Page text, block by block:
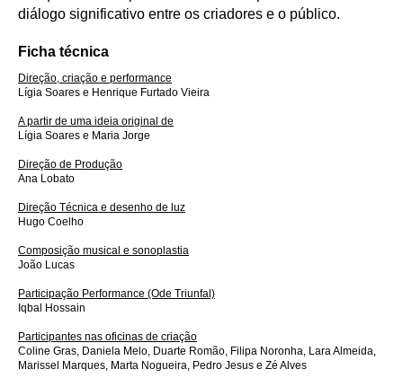
diálogo significativo entre os criadores e o público.
Ficha técnica
Direção, criação e performance
Lígia Soares e Henrique Furtado Vieira
A partir de uma ideia original de
Lígia Soares e Maria Jorge
Direção de Produção
Ana Lobato
Direção Técnica e desenho de luz
Hugo Coelho
Composição musical e sonoplastia
João Lucas
Participação Performance (Ode Triunfal)
Iqbal Hossain
Participantes nas oficinas de criação
Coline Gras, Daniela Melo, Duarte Romão, Filipa Noronha, Lara Almeida,
Marissel Marques, Marta Nogueira, Pedro Jesus e Zé Alves